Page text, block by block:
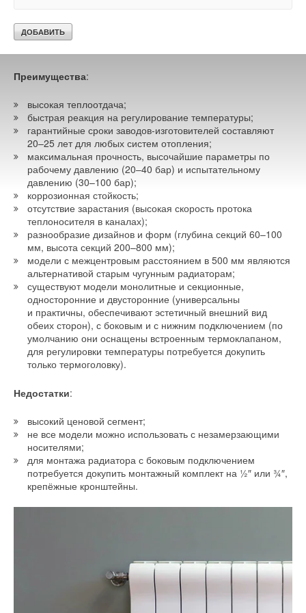
Биметаллические радиаторы сочетают
Преимущества:
высокая теплоотдача;
быстрая реакция на регулирование температуры;
гарантийные сроки заводов-изготовителей составляют
20–25 лет для любых систем отопления;
максимальная прочность, высочайшие параметры по
рабочему давлению (20–40 бар) и испытательному
давлению (30–100 бар);
коррозионная стойкость;
отсутствие зарастания (высокая скорость протока
теплоносителя в каналах);
разнообразие дизайнов и форм (глубина секций 60–100
мм, высота секций 200–800 мм);
модели с межцентровым расстоянием в 500 мм являются
альтернативой старым чугунным радиаторам;
существуют модели монолитные и секционные,
односторонние и двусторонние (универсальны
и практичны, обеспечивают эстетичный внешний вид
обеих сторон), с боковым и с нижним подключением (по
умолчанию они оснащены встроенным термоклапаном,
для регулировки температуры потребуется докупить
только термоголовку).
Недостатки:
высокий ценовой сегмент;
не все модели можно использовать с незамерзающими
носителями;
для монтажа радиатора с боковым подключением
потребуется докупить монтажный комплект на ½″ или ¾″,
крепёжные кронштейны.
общественных пространств с панорамными окнами
эффектно смотрятся, но и отлично греют за счёт большой
секционности и высокой теплоотдачи. А специально для
ванной можно приобрести Tower с полотенцедержателем.
Радиаторы Pianoforte представлены в складской программе
в трёх фирменных дизайнерских цветах и в трёх высотах
с межосевым расстоянием 200, 300 и 500 мм, либо
аналогично в трёх широтах для радиаторов Tower.
Дизайнерская палитра Royal Thermo
Все дизайн-радиаторы Royal Thermo, а также все стальные
панельные радиаторы можно приобрести сразу со склада